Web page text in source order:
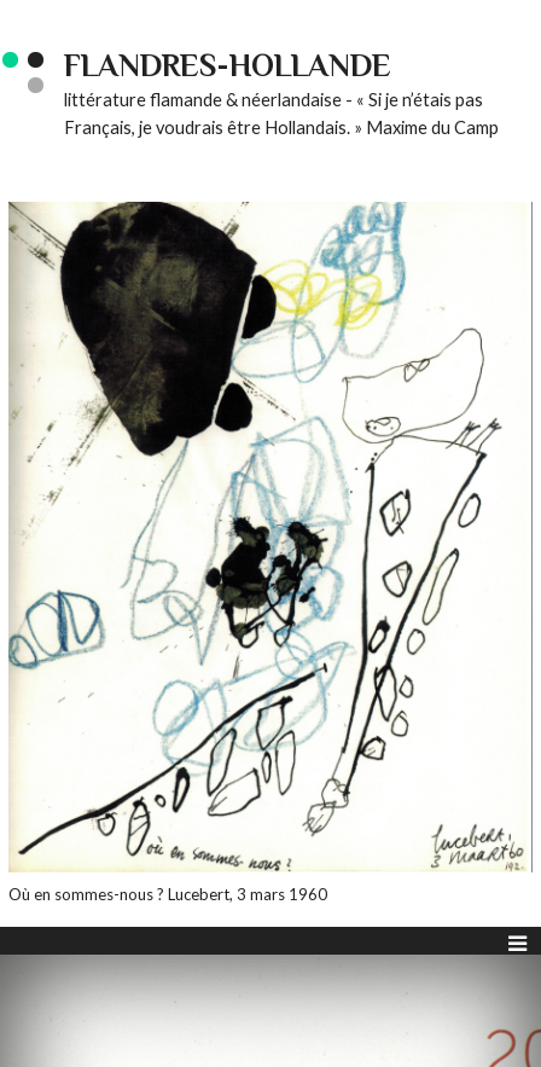
FLANDRES-HOLLANDE
littérature flamande & néerlandaise - « Si je n’étais pas
Français, je voudrais être Hollandais. » Maxime du Camp
Où en sommes-nous ? Lucebert, 3 mars 1960